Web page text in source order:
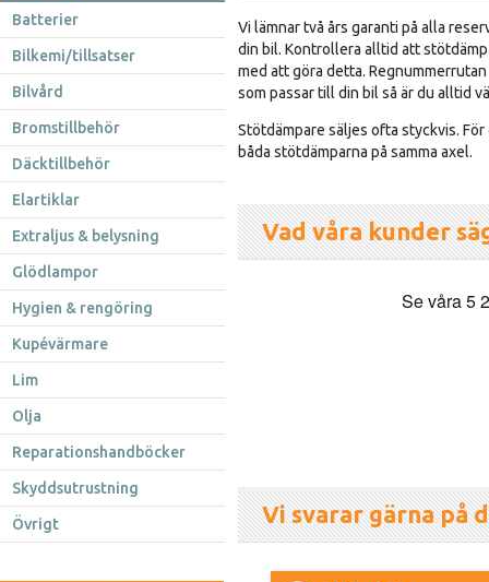
Batterier
Bilkemi/tillsatser
Bilvård
Bromstillbehör
Däcktillbehör
Elartiklar
Extraljus & belysning
Glödlampor
Hygien & rengöring
Kupévärmare
Lim
Olja
Reparationshandböcker
Skyddsutrustning
Övrigt
Vi lämnar två års garanti på alla
din bil. Kontrollera alltid att
med att göra detta.
som passar till din bil så är du alltid
Stötdämpare säljes ofta styckvis.
båda stötdämparna på samma axel.
Vad våra kunder
Vi svarar gärna på